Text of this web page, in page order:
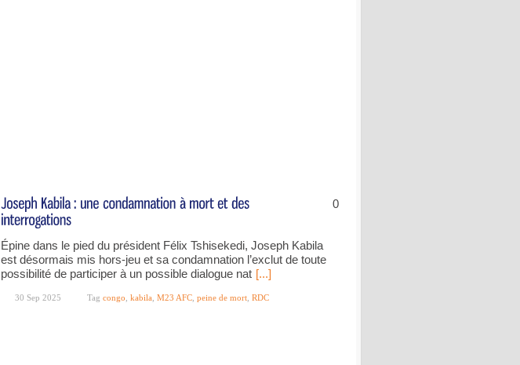
0
Épine dans le pied du président Félix Tshisekedi, Joseph Kabila
est désormais mis hors-jeu et sa condamnation l’exclut de toute
possibilité de participer à un possible dialogue nat [...]
30 Sep 2025 Tag congo kabila M23 AFC peine de mort RDC